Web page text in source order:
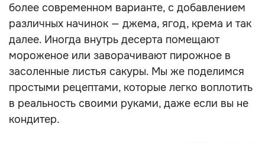
более современном варианте, с добавлением
различных начинок — джема, ягод, крема и так
далее. Иногда внутрь десерта помещают
мороженое или заворачивают пирожное в
засоленные листья сакуры. Мы же поделимся
простыми рецептами, которые легко воплотить
в реальность своими руками, даже если вы не
кондитер.